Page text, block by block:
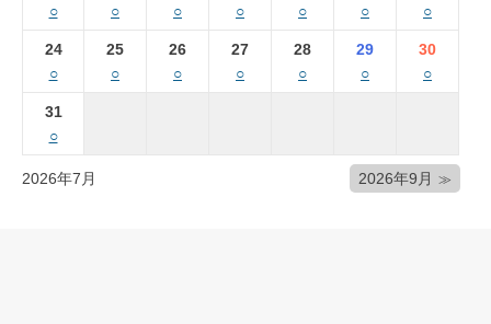
○
○
○
○
○
○
○
24
○
25
○
26
○
27
○
28
○
29
○
30
○
31
○
2026年7月 2026年9月